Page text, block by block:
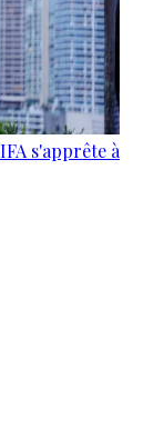
s'apprête à